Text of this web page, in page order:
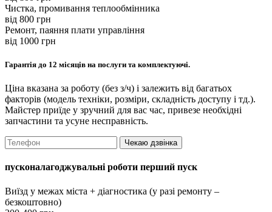
Чистка, промивання теплообмінника
вiд 800 грн
Ремонт, паяння плати управління
вiд 1000 грн
Гарантія до 12 місяців на послуги та комплектуючі.
Ціна вказана за роботу (без з/ч) і залежить від багатьох
факторів (модель техніки, розміри, складність доступу і тд.).
Майстер приїде у зручний для вас час, привезе необхідні
запчастини та усуне несправність.
Чекаю дзвінка
пусконалагоджувальні роботи перший пуск
Виїзд у межах міста + діагностика (у разі ремонту –
безкоштовно)